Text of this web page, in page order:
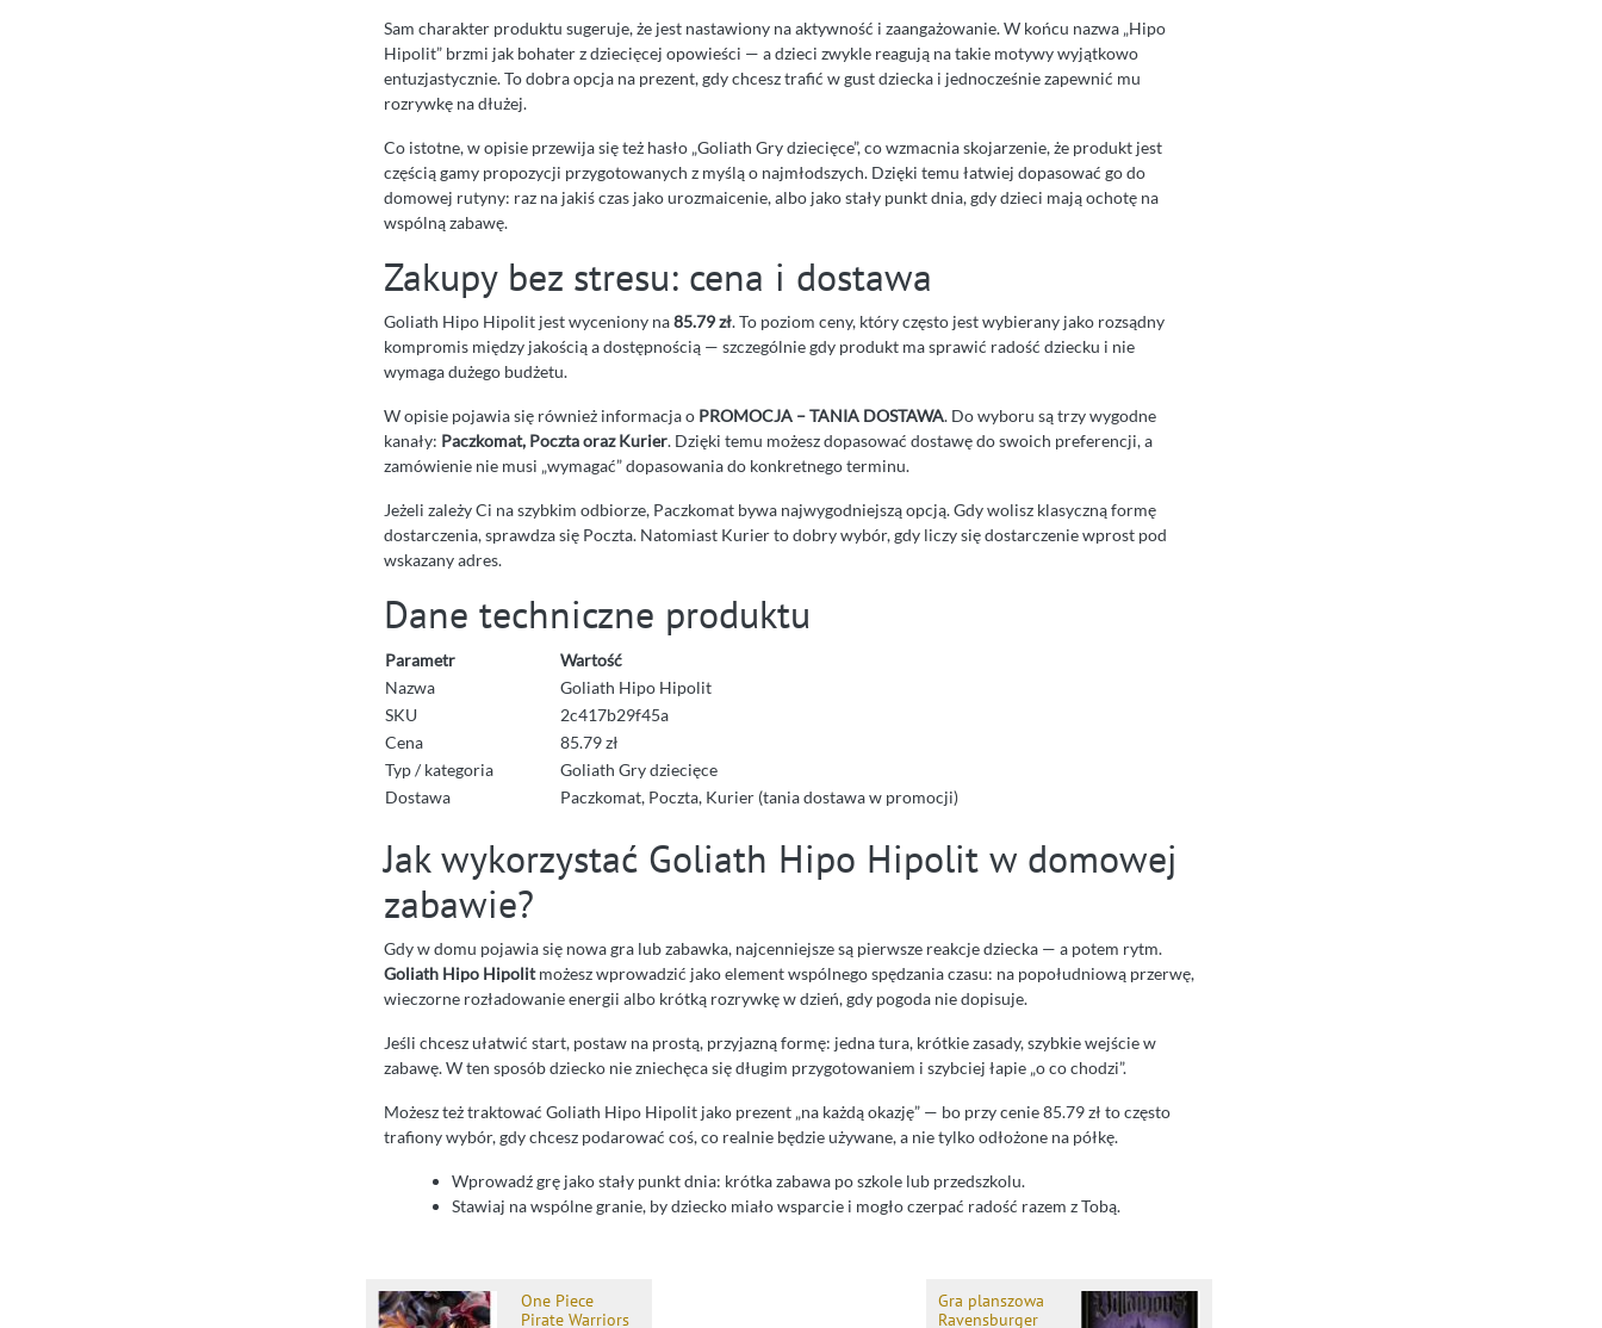
Sam charakter produktu sugeruje, że jest nastawiony na aktywność i zaangażowanie. W końcu nazwa „Hipo
Hipolit” brzmi jak bohater z dziecięcej opowieści — a dzieci zwykle reagują na takie motywy wyjątkowo
entuzjastycznie. To dobra opcja na prezent, gdy chcesz trafić w gust dziecka i jednocześnie zapewnić mu
rozrywkę na dłużej.
Co istotne, w opisie przewija się też hasło „Goliath Gry dziecięce”, co wzmacnia skojarzenie, że produkt jest
częścią gamy propozycji przygotowanych z myślą o najmłodszych. Dzięki temu łatwiej dopasować go do
domowej rutyny: raz na jakiś czas jako urozmaicenie, albo jako stały punkt dnia, gdy dzieci mają ochotę na
wspólną zabawę.
Zakupy bez stresu: cena i dostawa
Goliath Hipo Hipolit jest wyceniony na85.79 zł. To poziom ceny, który często jest wybierany jako rozsądny
kompromis między jakością a dostępnością — szczególnie gdy produkt ma sprawić radość dziecku i nie
wymaga dużego budżetu.
W opisie pojawia się również informacja o PROMOCJA – TANIA DOSTAWA. Do wyboru są trzy wygodne
kanały: Paczkomat, Poczta oraz Kurier. Dzięki temu możesz dopasować dostawę do swoich preferencji, a
zamówienie nie musi „wymagać” dopasowania do konkretnego terminu.
Jeżeli zależy Ci na szybkim odbiorze, Paczkomat bywa najwygodniejszą opcją. Gdy wolisz klasyczną formę
dostarczenia, sprawdza się Poczta. Natomiast Kurier to dobry wybór, gdy liczy się dostarczenie wprost pod
wskazany adres.
Dane techniczne produktu
Parametr
Wartość
Nazwa
Goliath Hipo Hipolit
SKU
2c417b29f45a
Cena
85.79 zł
Typ / kategoria
Goliath Gry dziecięce
Dostawa
Paczkomat, Poczta, Kurier (tania dostawa w promocji)
Jak wykorzystać Goliath Hipo Hipolit w domowej
zabawie?
Gdy w domu pojawia się nowa gra lub zabawka, najcenniejsze są pierwsze reakcje dziecka — a potem rytm.
Goliath Hipo Hipolitmożesz wprowadzić jako element wspólnego spędzania czasu: na popołudniową przerwę,
wieczorne rozładowanie energii albo krótką rozrywkę w dzień, gdy pogoda nie dopisuje.
Jeśli chcesz ułatwić start, postaw na prostą, przyjazną formę: jedna tura, krótkie zasady, szybkie wejście w
zabawę. W ten sposób dziecko nie zniechęca się długim przygotowaniem i szybciej łapie „o co chodzi”.
Możesz też traktować Goliath Hipo Hipolit jako prezent „na każdą okazję” — bo przy cenie 85.79 zł to często
trafiony wybór, gdy chcesz podarować coś, co realnie będzie używane, a nie tylko odłożone na półkę.
Wprowadź grę jako stały punkt dnia: krótka zabawa po szkole lub przedszkolu.
Stawiaj na wspólne granie, by dziecko miało wsparcie i mogło czerpać radość razem z Tobą.
One Piece
Pirate Warriors
Gra planszowa
Ravensburger